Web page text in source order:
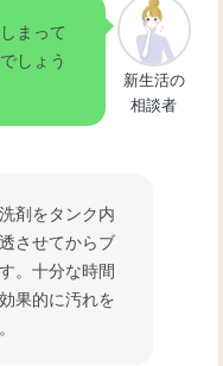
まって
しょう
新生活の
相談者
剤をタンク内
させてからブ
。十分な時間
果的に汚れを